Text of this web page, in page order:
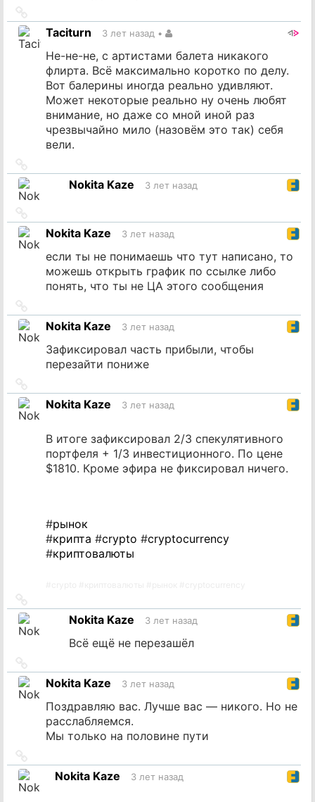
на
источник
Taciturn 3 лет назад •
Не-не-не, с артистами балета никакого
флирта. Всё максимально коротко по делу.
Вот балерины иногда реально удивляют.
Может некоторые реально ну очень любят
внимание, но даже со мной иной раз
чрезвычайно мило (назовём это так) себя
вели.
на
источникNokita Kaze 3 лет назад
на
источник
Nokita Kaze 3 лет назад
если ты не понимаешь что тут написано, то
можешь открыть график по ссылке либо
понять, что ты не ЦА этого сообщения
на
источник
Nokita Kaze 3 лет назад
Зафиксировал часть прибыли, чтобы
перезайти пониже
на
источник
Nokita Kaze 3 лет назад
В итоге зафиксировал 2/3 спекулятивного
портфеля + 1/3 инвестиционного. По цене
$1810. Кроме эфира не фиксировал ничего.
#рынок
#крипта #crypto #cryptocurrency
#криптовалюты
на
источникNokita Kaze 3 лет назад
Всё ещё не перезашёл
на
источник
Nokita Kaze 3 лет назад
Поздравляю вас. Лучше вас — никого. Но не
расслабляемся.
Мы только на половине пути
на
источникNokita Kaze 3 лет назад